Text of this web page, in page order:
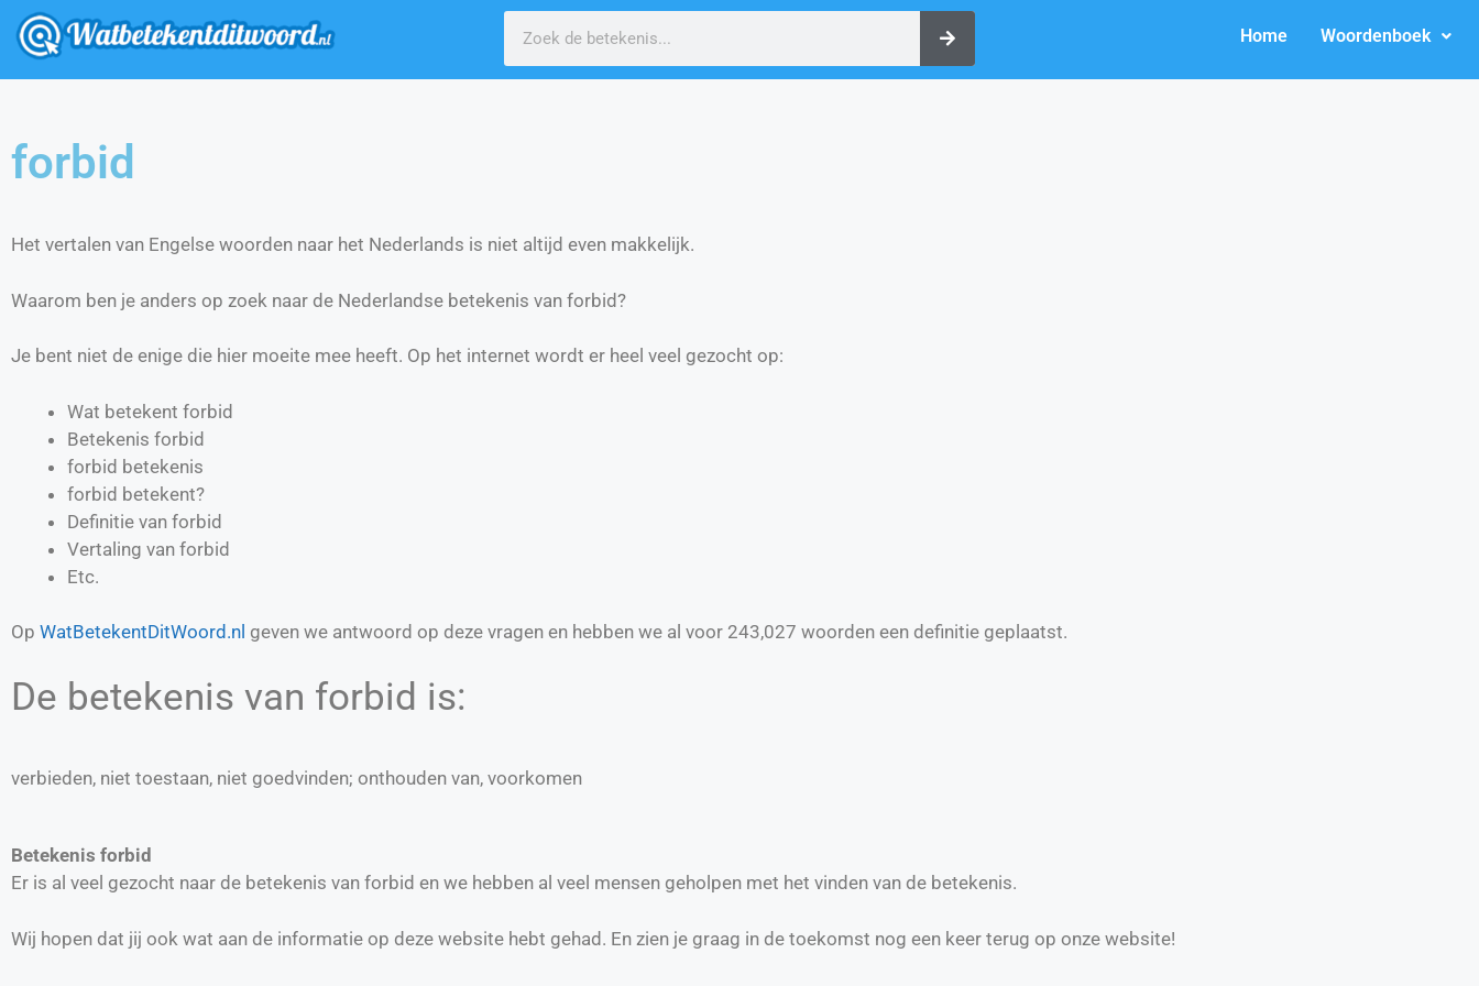
Home Woordenboek
forbid
Het vertalen van Engelse woorden naar het Nederlands is niet altijd even makkelijk.
Waarom ben je anders op zoek naar de Nederlandse betekenis van forbid?
Je bent niet de enige die hier moeite mee heeft. Op het internet wordt er heel veel gezocht op:
Wat betekent forbid
Betekenis forbid
forbid betekenis
forbid betekent?
Definitie van forbid
Vertaling van forbid
Etc.
Op WatBetekentDitWoord.nl geven we antwoord op deze vragen en hebben we al voor 243,027 woorden een definitie geplaatst.
De betekenis van forbid is:
verbieden, niet toestaan, niet goedvinden; onthouden van, voorkomen
Betekenis forbid
Er is al veel gezocht naar de betekenis van forbid en we hebben al veel mensen geholpen met het vinden van de betekenis.
Wij hopen dat jij ook wat aan de informatie op deze website hebt gehad. En zien je graag in de toekomst nog een keer terug op onze website!